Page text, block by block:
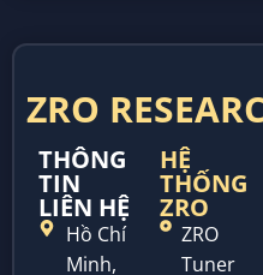
ZRO
THÔNG
TIN
LIÊN HỆ
Hồ Chí
Minh,
HỆ
THỐNG
ZRO
ZRO
Tuner